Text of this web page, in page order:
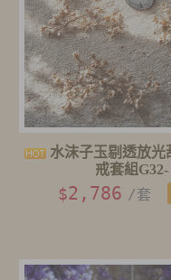
水沫子玉剔透放光
戒套組G32-
$2,786 /套